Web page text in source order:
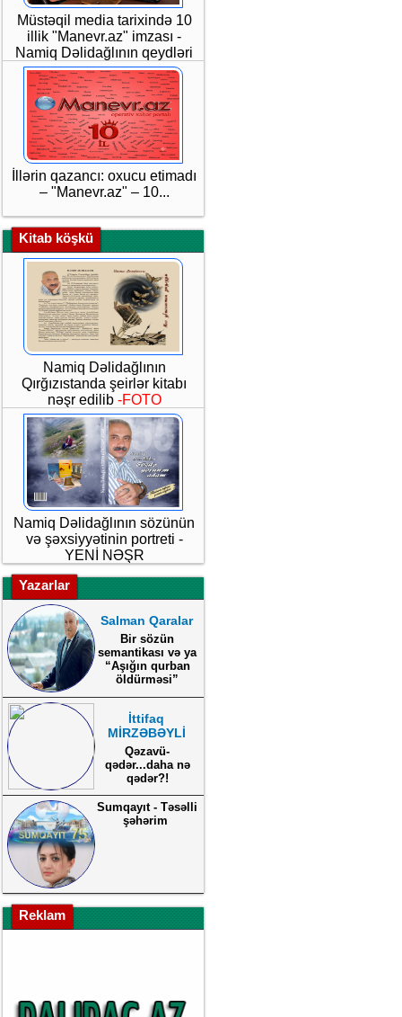
Müstəqil media tarixində 10
illik "Manevr.az" imzası -
Namiq Dəlidağlının qeydləri
İllərin qazancı: oxucu etimadı
– "Manevr.az" – 10...
Kitab köşkü
Namiq Dəlidağlının
Qırğızıstanda şeirlər kitabı
nəşr edilib -FOTO
Namiq Dəlidağlının sözünün
və şəxsiyyətinin portreti -
YENİ NƏŞR
Yazarlar
Salman Qaralar
Bir sözün
semantikası və ya
“Aşığın qurban
öldürməsi”
İttifaq
MİRZƏBƏYLİ
Qəzavü-
qədər...daha nə
qədər?!
Sumqayıt - Təsəlli
şəhərim
Reklam